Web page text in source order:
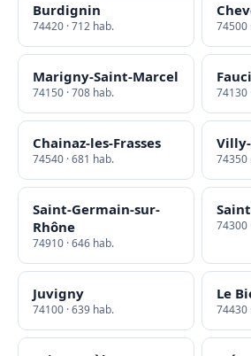
Burdignin
74420 · 712 hab. 74500
Marigny-Saint-Marcel
74150 · 708 hab. 74130
Chainaz-les-Frasses
74540 · 681 hab. 74350
Saint-Germain-sur-
Rhône
74910 · 646 hab.
74300
Juvigny
74100 · 639 hab.
Le
74430